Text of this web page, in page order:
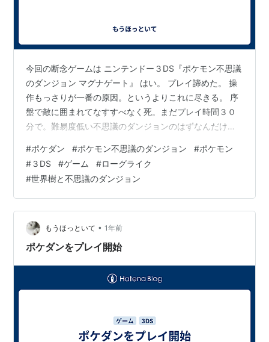
今回の断念ゲームは ニンテンドー３DS『ポケモン不思議
のダンジョン マグナゲート』 はい。 プレイ諦めた。 操
作もっさりが一番の原因。というよりこれに尽きる。 序
盤で敵に囲まれてなすすべなく死。まだプレイ時間３０
分で。難易度低い不思議のダンジョンのはずなんだけど
挙動で見せられたらやる気なくなる。全体的に敵からの
攻撃が理不尽な印象。 これがもっとサクサク挙動であれ
ばそんなにストレスにはならないし、再挑戦もしやすく
なって次こそは！ってなるんだけど、ならなかった。 こ
ういうとりあえずプレイしてみてゲームプレイの実感を
得られるのも短時間ゲームプレイの良…
#ポケダン #ポケモン不思議のダンジョン #ポケモン
#３DS #ゲーム #ローグライク
#世界樹と不思議のダンジョン
もうほっといて • 1年前
ポケダンをプレイ開始